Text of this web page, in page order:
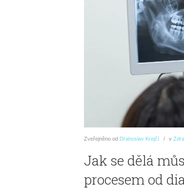
Zveřejněno od Drahoslav Krejčí v
Jak se dělá
procesem od